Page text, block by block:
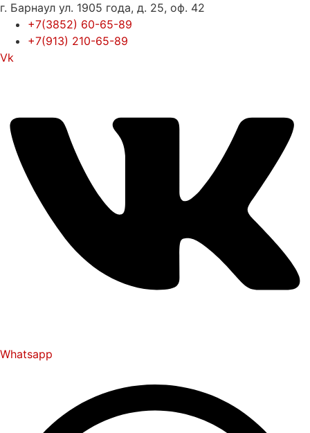
г. Барнаул ул. 1905 года, д. 25, оф. 42
+7(3852) 60-65-89
+7(913) 210-65-89
Vk
Whatsapp